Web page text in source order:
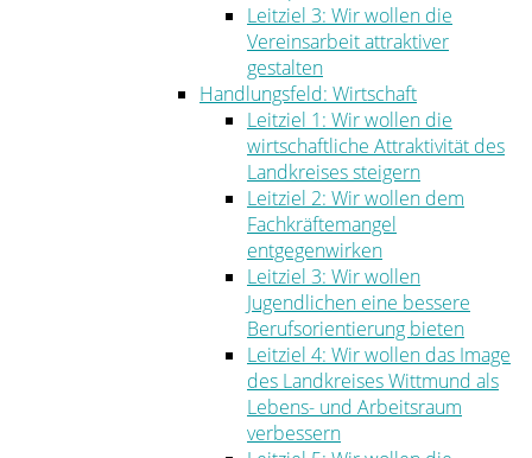
Leitziel 3: Wir wollen die
Vereinsarbeit attraktiver
gestalten
Handlungsfeld: Wirtschaft
Leitziel 1: Wir wollen die
wirtschaftliche Attraktivität des
Landkreises steigern
Leitziel 2: Wir wollen dem
Fachkräftemangel
entgegenwirken
Leitziel 3: Wir wollen
Jugendlichen eine bessere
Berufsorientierung bieten
Leitziel 4: Wir wollen das Image
des Landkreises Wittmund als
Lebens- und Arbeitsraum
verbessern